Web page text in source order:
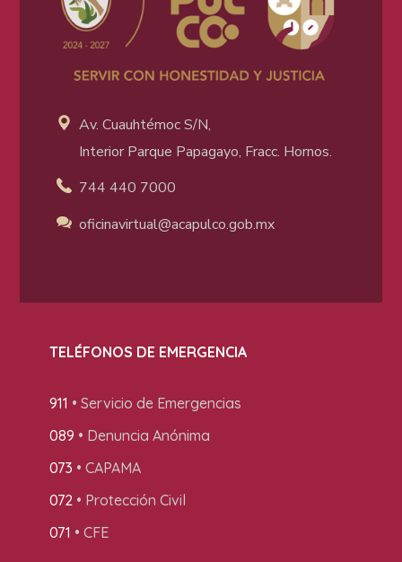
Av. Cuauhtémoc S/N,
Interior Parque Papagayo, Fracc. Hornos.
744 440 7000
oficinavirtual@acapulco.gob.mx
TELÉFONOS DE EMERGENCIA
911 • Servicio de Emergencias
089 • Denuncia Anónima
073 • CAPAMA
072• Protección Civil
071 • CFE